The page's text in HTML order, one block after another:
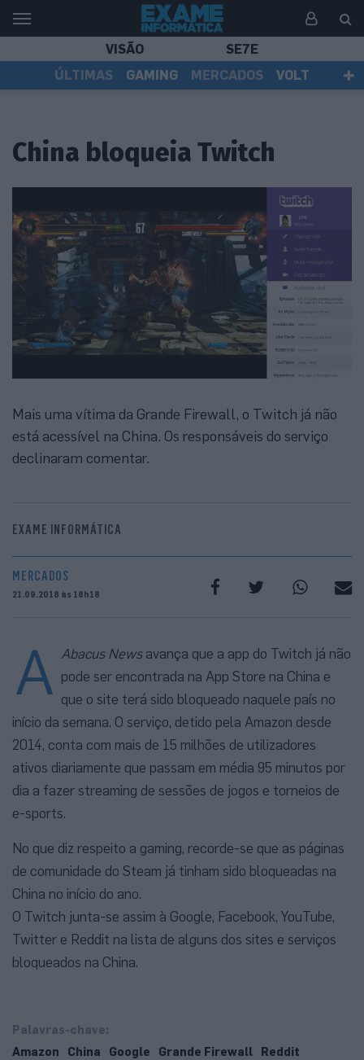
VISÃO
SE7E
ÚLTIMAS
GAMING MERCADOS
VOLT
China bloqueia Twitch
Mais uma vítima da Grande Firewall, o Twitch já não
está acessível na China. Os responsáveis do serviço
declinaram comentar.
EXAME INFORMÁTICA
MERCADOS
21.09.2018 às 18h18
A Abacus Newsavança que a app do Twitch já não
pode ser encontrada na App Store na China e
que o site terá sido bloqueado naquele país no
início da semana. O serviço, detido pela Amazon desde
2014, conta com mais de 15 milhões de utilizadores
ativos diariamente que passam em média 95 minutos por
dia a fazer streaming de sessões de jogos e torneios de
e-sports.
No que diz respeito a gaming, recorde-se que as páginas
de comunidade do Steam já tinham sido bloqueadas na
China no início do ano.
O Twitch junta-se assim à Google, Facebook, YouTube,
Twitter e Reddit na lista de alguns dos sites e serviços
bloqueados na China.
Palavras-chave:
Amazon
China Google Grande Firewall
Reddit